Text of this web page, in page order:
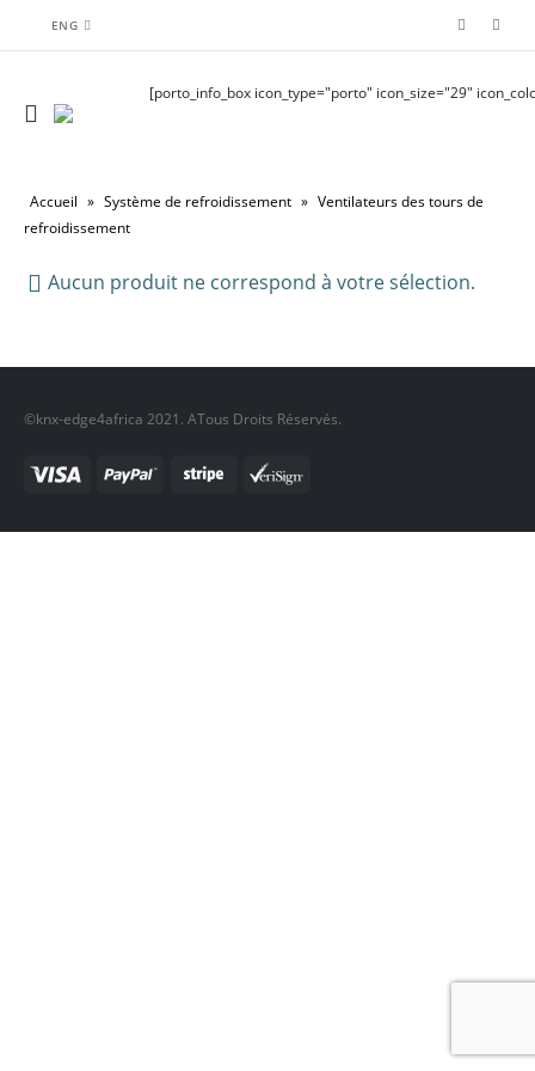
ENG
[porto_info_box icon_type="porto" icon_size="29"
Accueil » Système de refroidissement » Ventilateurs des tours de
refroidissement
Aucun produit ne correspond à votre sélection.
©knx-edge4africa 2021. ATous Droits Réservés.